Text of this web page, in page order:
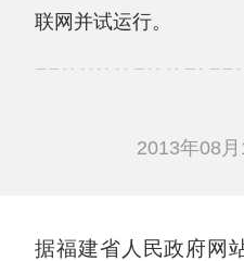
联网并试运行。
2013年08月
据福建省人民政府网